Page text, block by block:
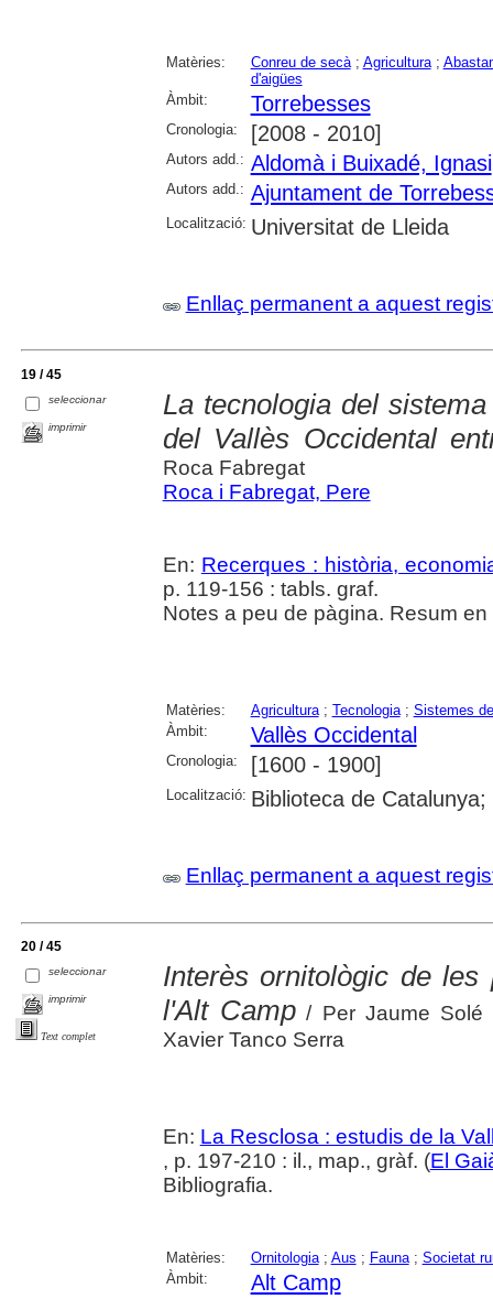
Matèries: Conreu de secà; Agricultura;
d'aigües
Àmbit:
Torrebesses
Cronologia: [2008 - 2010]
Autors add.: Aldomà i Buixadé, Ignasi
Autors add.: Ajuntament de
Localització: Universitat de Lleida
Enllaç permanent a aquest
19 / 45
seleccionar
imprimir
La tecnologia del
del Vallès Occidental
Roca Fabregat
Roca i Fabregat, Pere
En: Recerques : història,
p. 119-156 : tabls. graf.
Notes a peu de pàgina. Resum
Matèries: Agricultura; Tecnologia; Sistemes
Àmbit:
Vallès Occidental
Cronologia: [1600 - 1900]
Localització: Biblioteca de
Enllaç permanent a aquest
20 / 45
seleccionar
imprimir
Text complet
Interès ornitològic de
l'Alt Camp/ Per Jaume Solé
Xavier Tanco Serra
En: La Resclosa : estudis de la
, p. 197-210 : il., map., gràf. (El
Bibliografia.
Matèries: Ornitologia; Aus ; Fauna; Societat
Àmbit:
Alt Camp